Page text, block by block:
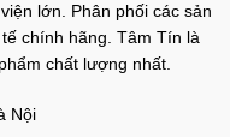
lớn. Phân phối các sản
chính hãng. Tâm Tín là
chất lượng nhất.
Nội